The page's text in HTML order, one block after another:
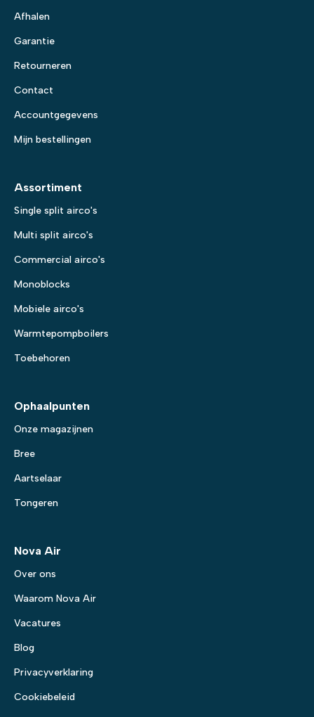
Afhalen
Garantie
Retourneren
Contact
Accountgegevens
Mijn bestellingen
Assortiment
Single split airco's
Multi split airco's
Commercial airco's
Monoblocks
Mobiele airco's
Warmtepompboilers
Toebehoren
Ophaalpunten
Onze magazijnen
Bree
Aartselaar
Tongeren
Nova Air
Over ons
Waarom Nova Air
Vacatures
Blog
Privacyverklaring
Cookiebeleid